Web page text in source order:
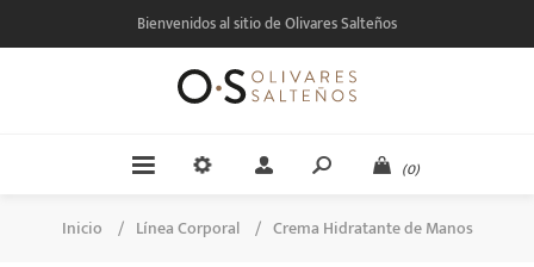
Bienvenidos al sitio de Olivares Salteños
(0)
Inicio / Línea Corporal / Crema Hidratante de Manos